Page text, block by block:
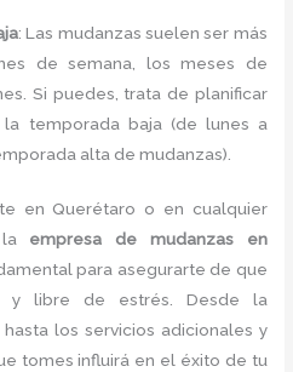
: Las mudanzas suelen ser más
de semana, los meses de
Si puedes, trata de planificar
temporada baja (de lunes a
alta de mudanzas).
en Querétaro o en cualquier
empresa de mudanzas en
para asegurarte de que
y libre de estrés. Desde la
los servicios adicionales y
tomes influirá en el éxito de tu